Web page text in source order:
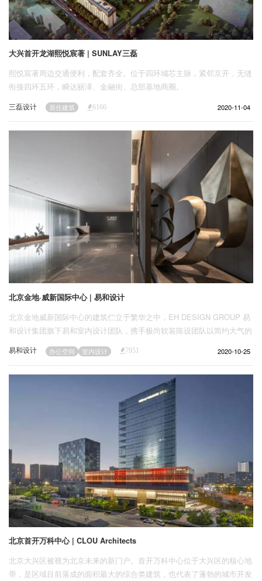
大兴首开龙湖熙悦宸著 | SUNLAY三磊
熙悦宸著周边交通便利，配套齐全。位于四环城芯主脉，紧邻京开，无缝
衔接四环五环，瞬达丽泽、金融街、总部基地商圈。
三磊设计 居住建筑 6166 2020-11-04
北京金地·威新国际中心 | 易和设计
北京金地威新国际中心的建筑伫立于繁华之中，EH DESIGN GROUP 易
和设计集团旗下易和室内设计团队，携手极尚软装陈设团队以简约大气的
厅中，以安静又开放的姿态融入现有城市肌理，通过镜面般光洁清晰的形
易和设计 办公空间 室内设计 7951 2020-10-25
北京首开万科中心 | CLOU Architects
北京大兴区被视为北京未来的新门户。首开万科中心位于大兴区的核心地
带，是区域目前落成的面积最大的综合类建筑，也代表了蓬勃的城市开发